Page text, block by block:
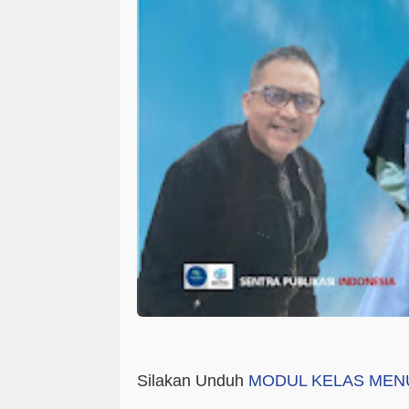
Silakan Unduh MODUL KELAS